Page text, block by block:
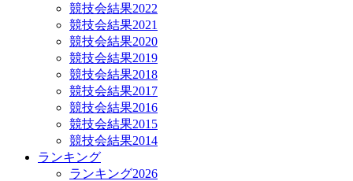
競技会結果2022
競技会結果2021
競技会結果2020
競技会結果2019
競技会結果2018
競技会結果2017
競技会結果2016
競技会結果2015
競技会結果2014
ランキング
ランキング2026